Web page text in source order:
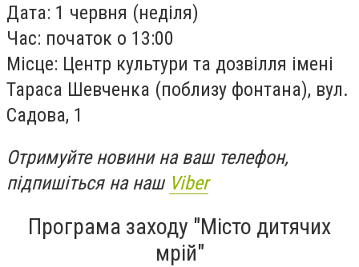
Дата: 1 червня (неділя)
Час: початок о 13:00
Місце: Центр культури та дозвілля імені
Тараса Шевченка (поблизу фонтана), вул.
Садова, 1
Отримуйте новини на ваш телефон,
підпишіться на наш Viber
Програма заходу "Місто дитячих
мрій"